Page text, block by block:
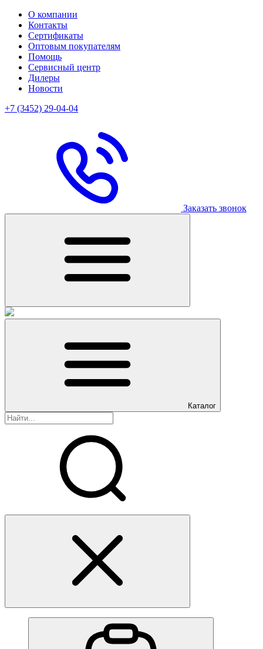
О компании
Контакты
Сертификаты
Оптовым покупателям
Помощь
Сервисный центр
Дилеры
Новости
+7 (3452) 29-04-04
Заказать звонок
Каталог